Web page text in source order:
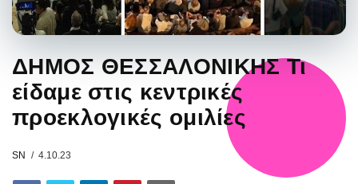
ΔΗΜΟΣ ΘΕΣΣΑΛΟΝΙΚΗΣ Τι
είδαμε στις κεντρικές
προεκλογικές ομιλίες
SN 4.10.23